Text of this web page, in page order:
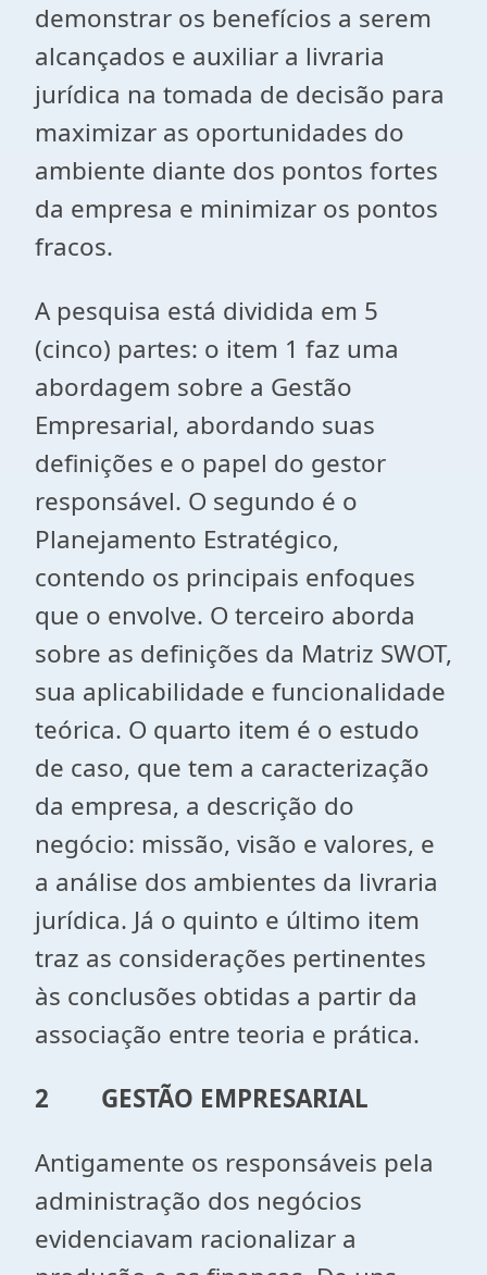
demonstrar os benefícios a serem
alcançados e auxiliar a livraria
jurídica na tomada de decisão para
maximizar as oportunidades do
ambiente diante dos pontos fortes
da empresa e minimizar os pontos
fracos.
A pesquisa está dividida em 5
(cinco) partes: o item 1 faz uma
abordagem sobre a Gestão
Empresarial, abordando suas
definições e o papel do gestor
responsável. O segundo é o
Planejamento Estratégico,
contendo os principais enfoques
que o envolve. O terceiro aborda
sobre as definições da Matriz SWOT,
sua aplicabilidade e funcionalidade
teórica. O quarto item é o estudo
de caso, que tem a caracterização
da empresa, a descrição do
negócio: missão, visão e valores, e
a análise dos ambientes da livraria
jurídica. Já o quinto e último item
traz as considerações pertinentes
às conclusões obtidas a partir da
associação entre teoria e prática.
2 GESTÃO EMPRESARIAL
Antigamente os responsáveis pela
administração dos negócios
evidenciavam racionalizar a